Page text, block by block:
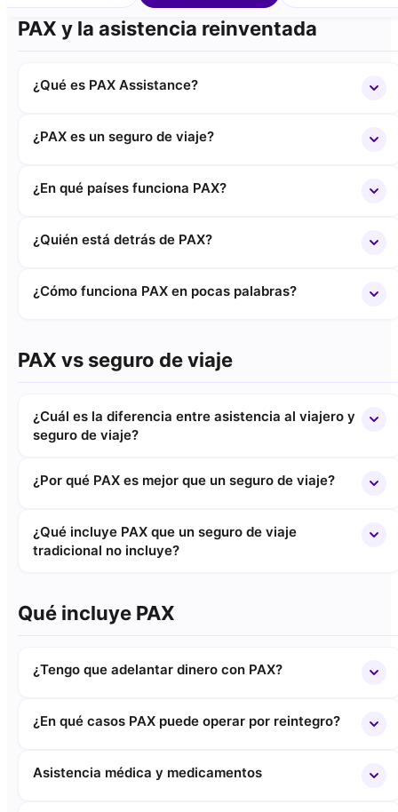
PAX y la asistencia reinventada
¿Qué es PAX Assistance?
¿PAX es un seguro de viaje?
¿En qué países funciona PAX?
¿Quién está detrás de PAX?
¿Cómo funciona PAX en pocas palabras?
PAX vs seguro de viaje
¿Cuál es la diferencia entre asistencia al viajero y
seguro de viaje?
¿Por qué PAX es mejor que un seguro de viaje?
¿Qué incluye PAX que un seguro de viaje
tradicional no incluye?
Qué incluye PAX
¿Tengo que adelantar dinero con PAX?
¿En qué casos PAX puede operar por reintegro?
Asistencia médica y medicamentos